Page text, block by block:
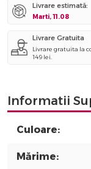
Livrare estimată:
Marti, 11.08
Livrare Gratuita
Livrare gratuita la
149 lei.
Informatii
Culoare:
Mărime: